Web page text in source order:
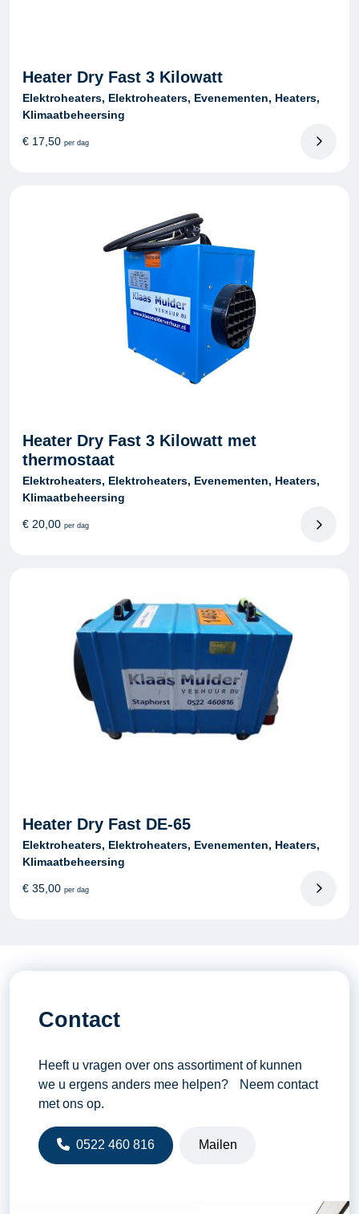
Heater Dry Fast 3 Kilowatt
Elektroheaters, Elektroheaters, Evenementen, Heaters,
Klimaatbeheersing
€ 17,50 per dag
Heater Dry Fast 3 Kilowatt met
thermostaat
Elektroheaters, Elektroheaters, Evenementen, Heaters,
Klimaatbeheersing
€ 20,00 per dag
Heater Dry Fast DE-65
Elektroheaters, Elektroheaters, Evenementen, Heaters,
Klimaatbeheersing
€ 35,00 per dag
Contact
Heeft u vragen over ons assortiment of kunnen
we u ergens anders mee helpen? Neem contact
met ons op.
0522 460 816 Mailen